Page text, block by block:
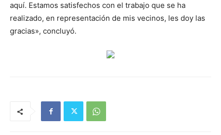
aquí. Estamos satisfechos con el trabajo que se ha
realizado, en representación de mis vecinos, les doy las
gracias», concluyó.